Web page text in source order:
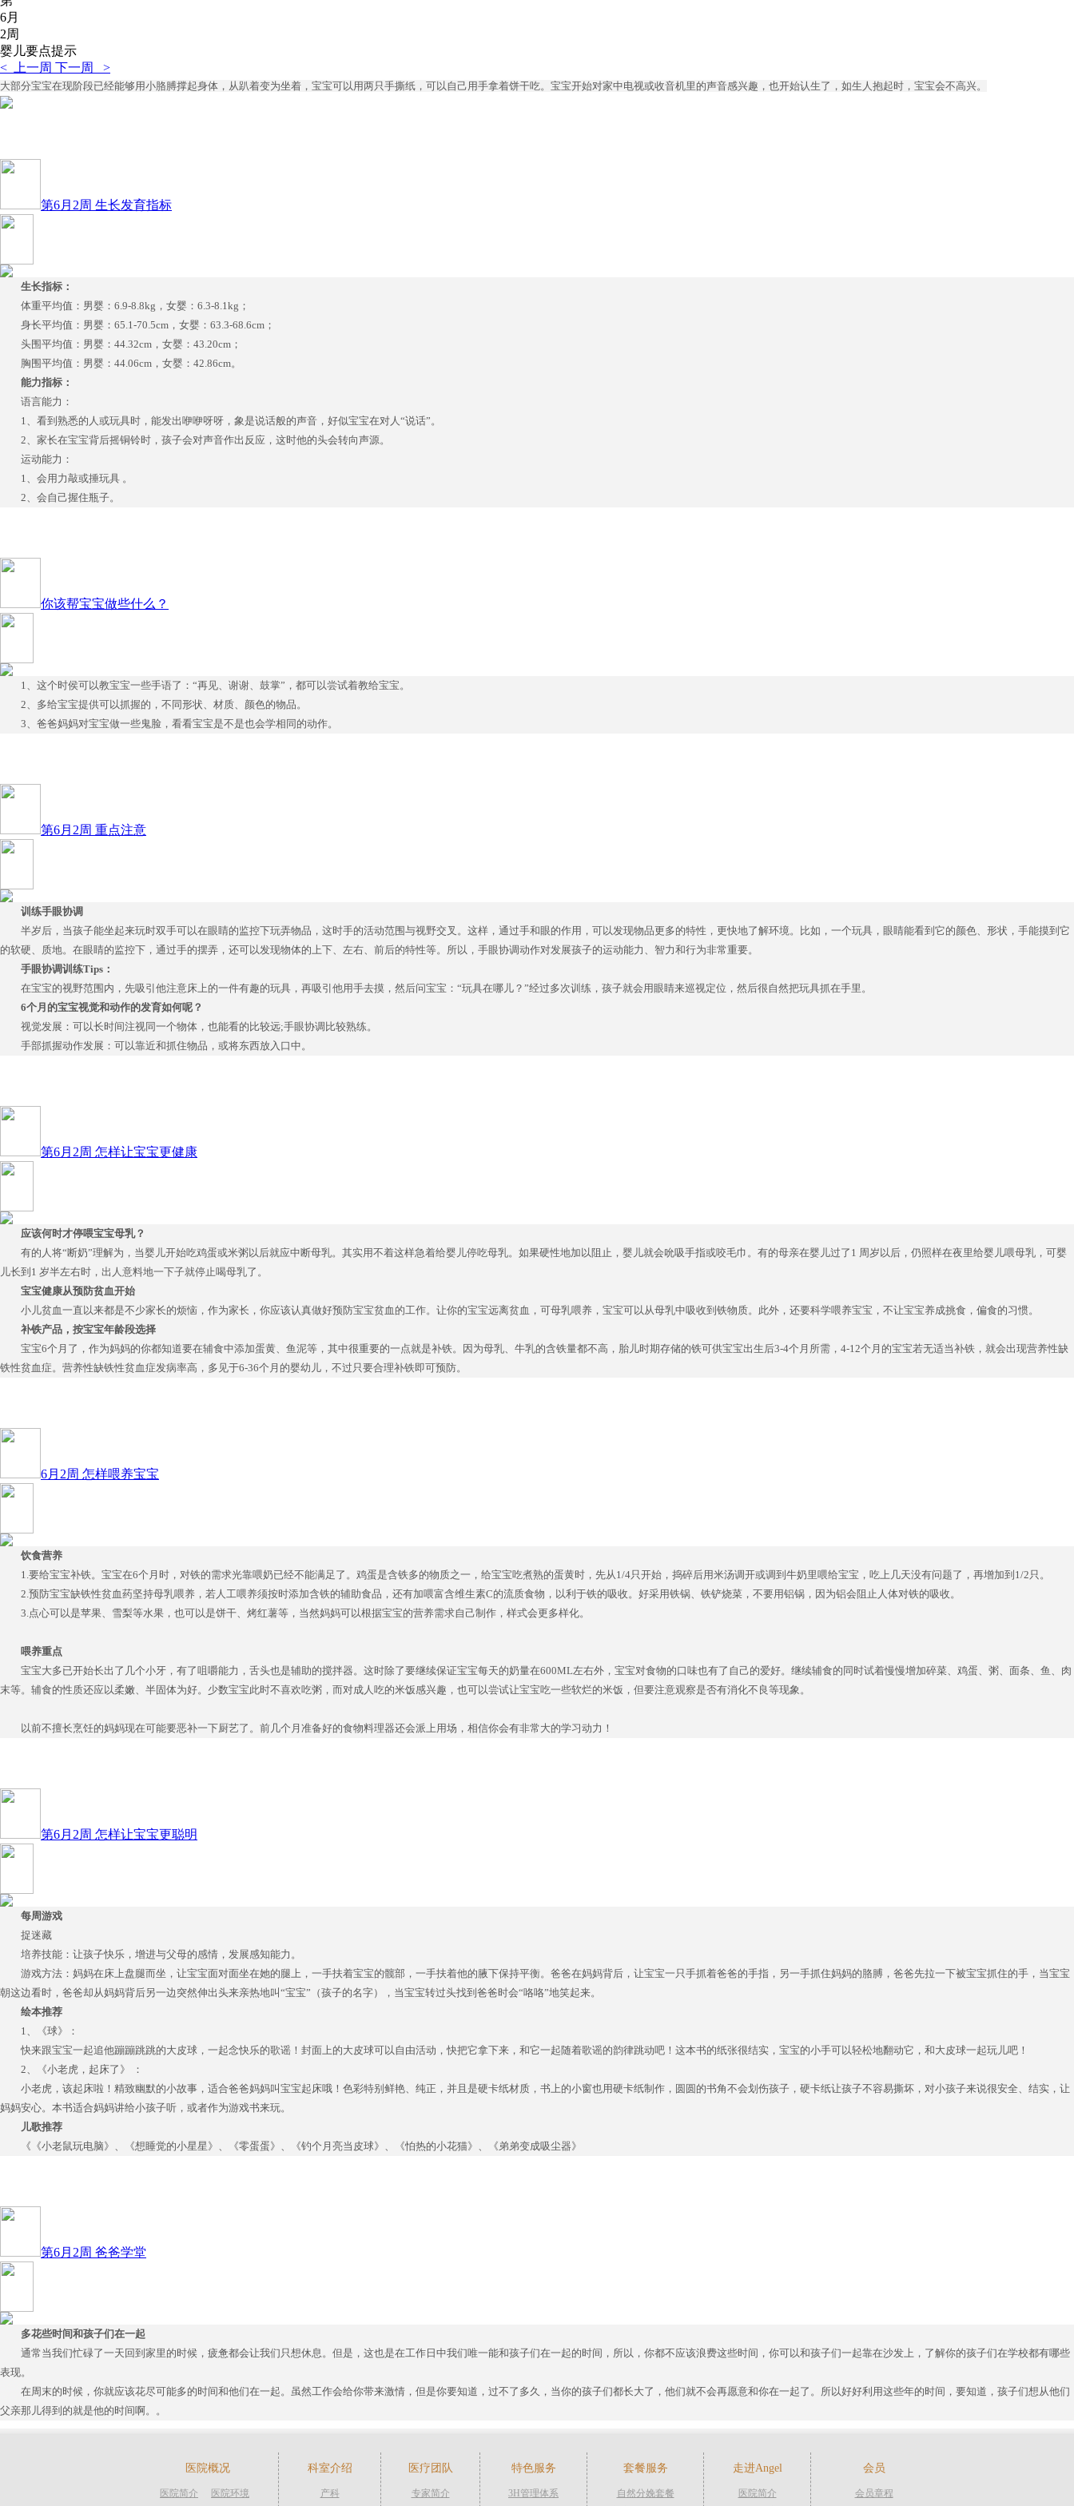
6月
2周
婴儿要点提示
< 上一周 下一周 >
大部分宝宝在现阶段已经能够用小胳膊撑起身体，从趴着变为坐着，宝宝可以用两只手撕纸，可以自己用手拿着饼干吃。宝宝开始对家中电视或收音机里的声音感兴趣，也开始认生了，如生人抱起时，宝宝会不高兴。
第6月2周 生长发育指标
生长指标：
体重平均值：男婴：6.9-8.8kg，女婴：6.3-8.1kg；
身长平均值：男婴：65.1-70.5cm，女婴：63.3-68.6cm；
头围平均值：男婴：44.32cm，女婴：43.20cm；
胸围平均值：男婴：44.06cm，女婴：42.86cm。
能力指标：
语言能力：
1、看到熟悉的人或玩具时，能发出咿咿呀呀，象是说话般的声音，好似宝宝在对人“说话”。
2、家长在宝宝背后摇铜铃时，孩子会对声音作出反应，这时他的头会转向声源。
运动能力：
1、会用力敲或捶玩具 。
2、会自己握住瓶子。
你该帮宝宝做些什么？
1、这个时侯可以教宝宝一些手语了：“再见、谢谢、鼓掌”，都可以尝试着教给宝宝。
2、多给宝宝提供可以抓握的，不同形状、材质、颜色的物品。
3、爸爸妈妈对宝宝做一些鬼脸，看看宝宝是不是也会学相同的动作。
第6月2周 重点注意
训练手眼协调
半岁后，当孩子能坐起来玩时双手可以在眼睛的监控下玩弄物品，这时手的活动范围与视野交叉。这样，通过手和眼的作用，可以发现物品更多的特性，更快地了解环境。比如，一个玩具，眼睛能看到它的颜色、形状，手能摸到它
的软硬、质地。在眼睛的监控下，通过手的摆弄，还可以发现物体的上下、左右、前后的特性等。所以，手眼协调动作对发展孩子的运动能力、智力和行为非常重要。
手眼协调训练Tips ：
在宝宝的视野范围内，先吸引他注意床上的一件有趣的玩具，再吸引他用手去摸，然后问宝宝：“玩具在哪儿？”经过多次训练，孩子就会用眼睛来巡视定位，然后很自然把玩具抓在手里。
6个月的宝宝视觉和动作的发育如何呢？
视觉发展：可以长时间注视同一个物体，也能看的比较远;手眼协调比较熟练。
手部抓握动作发展：可以靠近和抓住物品，或将东西放入口中。
第6月2周 怎样让宝宝更健康
应该何时才停喂宝宝母乳？
有的人将“断奶”理解为，当婴儿开始吃鸡蛋或米粥以后就应中断母乳。其实用不着这样急着给婴儿停吃母乳。如果硬性地加以阻止，婴儿就会吮吸手指或咬毛巾。有的母亲在婴儿过了1 周岁以后，仍照样在夜里给婴儿喂母乳，可婴
儿长到1 岁半左右时，出人意料地一下子就停止喝母乳了。
宝宝健康从预防贫血开始
小儿贫血一直以来都是不少家长的烦恼，作为家长，你应该认真做好预防宝宝贫血的工作。让你的宝宝远离贫血，可母乳喂养，宝宝可以从母乳中吸收到铁物质。此外，还要科学喂养宝宝，不让宝宝养成挑食，偏食的习惯。
补铁产品，按宝宝年龄段选择
宝宝6个月了，作为妈妈的你都知道要在辅食中添加蛋黄、鱼泥等，其中很重要的一点就是补铁。因为母乳、牛乳的含铁量都不高，胎儿时期存储的铁可供宝宝出生后3-4个月所需，4-12个月的宝宝若无适当补铁，就会出现营养性缺
铁性贫血症。营养性缺铁性贫血症发病率高，多见于6-36个月的婴幼儿，不过只要合理补铁即可预防。
6月2周 怎样喂养宝宝
饮食营养
1.要给宝宝补铁。宝宝在6个月时，对铁的需求光靠喂奶已经不能满足了。鸡蛋是含铁多的物质之一，给宝宝吃煮熟的蛋黄时，先从1/4只开始，捣碎后用米汤调开或调到牛奶里喂给宝宝，吃上几天没有问题了，再增加到1/2只。
2.预防宝宝缺铁性贫血药坚持母乳喂养，若人工喂养须按时添加含铁的辅助食品，还有加喂富含维生素C的流质食物，以利于铁的吸收。好采用铁锅、铁铲烧菜，不要用铝锅，因为铝会阻止人体对铁的吸收。
3.点心可以是苹果、雪梨等水果，也可以是饼干、烤红薯等，当然妈妈可以根据宝宝的营养需求自己制作，样式会更多样化。
喂养重点
宝宝大多已开始长出了几个小牙，有了咀嚼能力，舌头也是辅助的搅拌器。这时除了要继续保证宝宝每天的奶量在600ML左右外，宝宝对食物的口味也有了自己的爱好。继续辅食的同时试着慢慢增加碎菜、鸡蛋、粥、面条、鱼、肉
末等。辅食的性质还应以柔嫩、半固体为好。少数宝宝此时不喜欢吃粥，而对成人吃的米饭感兴趣，也可以尝试让宝宝吃一些软烂的米饭，但要注意观察是否有消化不良等现象。
以前不擅长烹饪的妈妈现在可能要恶补一下厨艺了。前几个月准备好的食物料理器还会派上用场，相信你会有非常大的学习动力！
第6月2周 怎样让宝宝更聪明
每周游戏
捉迷藏
培养技能：让孩子快乐，增进与父母的感情，发展感知能力。
游戏方法：妈妈在床上盘腿而坐，让宝宝面对面坐在她的腿上，一手扶着宝宝的髋部，一手扶着他的腋下保持平衡。爸爸在妈妈背后，让宝宝一只手抓着爸爸的手指，另一手抓住妈妈的胳膊，爸爸先拉一下被宝宝抓住的手，当宝宝
朝这边看时，爸爸却从妈妈背后另一边突然伸出头来亲热地叫“宝宝”（孩子的名字），当宝宝转过头找到爸爸时会“咯咯”地笑起来。
绘本推荐
1、《球》：
快来跟宝宝一起追他蹦蹦跳跳的大皮球，一起念快乐的歌谣！封面上的大皮球可以自由活动，快把它拿下来，和它一起随着歌谣的韵律跳动吧！这本书的纸张很结实，宝宝的小手可以轻松地翻动它，和大皮球一起玩儿吧！
2、《小老虎，起床了》 ：
小老虎，该起床啦！精致幽默的小故事，适合爸爸妈妈叫宝宝起床哦！色彩特别鲜艳、纯正，并且是硬卡纸材质，书上的小窗也用硬卡纸制作，圆圆的书角不会划伤孩子，硬卡纸让孩子不容易撕坏，对小孩子来说很安全、结实，让
妈妈安心。本书适合妈妈讲给小孩子听，或者作为游戏书来玩。
儿歌推荐
《《小老鼠玩电脑》、《想睡觉的小星星》、《零蛋蛋》、《钓个月亮当皮球》、《怕热的小花猫》、《弟弟变成吸尘器》
第6月2周 爸爸学堂
多花些时间和孩子们在一起
通常当我们忙碌了一天回到家里的时候，疲惫都会让我们只想休息。但是，这也是在工作日中我们唯一能和孩子们在一起的时间，所以，你都不应该浪费这些时间，你可以和孩子们一起靠在沙发上，了解你的孩子们在学校都有哪些
表现。
在周末的时候，你就应该花尽可能多的时间和他们在一起。虽然工作会给你带来激情，但是你要知道，过不了多久，当你的孩子们都长大了，他们就不会再愿意和你在一起了。所以好好利用这些年的时间，要知道，孩子们想从他们
父亲那儿得到的就是他的时间啊。。
医院概况
医院简介
医院环境
科室介绍
产科
医疗团队
专家简介
特色服务
3H管理体系
套餐服务
自然分娩套餐
走进Angel
医院简介
会员
会员章程